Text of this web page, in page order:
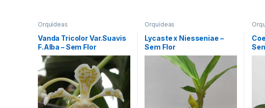
Orquídeas
Vanda Tricolor Var.Suavis
F.Alba – Sem Flor
Orquídeas
Lycaste x Niesseniae –
Sem Flor